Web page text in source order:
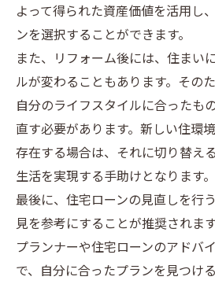
よって得られた資産価値を活用し
ンを選択することができます。
また、リフォーム後には、住まい
ルが変わることもあります。その
自分のライフスタイルに合ったも
直す必要があります。新しい住環
存在する場合は、それに切り替え
生活を実現する手助けとなります。
最後に、住宅ローンの見直しを行
見を参考にすることが推奨されま
プランナーや住宅ローンのアドバ
で、自分に合ったプランを見つけ